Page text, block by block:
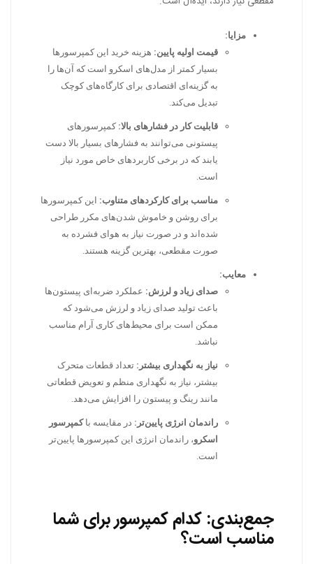
مزایا:
قیمت اولیه پایین: هزینه خرید این کمپرسورها
بسیار کمتر از مدل‌های اسکرو است که آن‌ها را
به گزینه‌ای اقتصادی برای کارگاه‌های کوچک
تبدیل می‌کند.
قابلیت کار در فشارهای بالا: کمپرسورهای
پیستونی می‌توانند به فشارهای بسیار بالا دست
یابند که در برخی کاربردهای خاص مورد نیاز
است.
مناسب برای کارکردهای متناوب: این کمپرسورها
برای روشن و خاموش شدن‌های مکرر طراحی
شده‌اند و در صورت نیاز به هوای فشرده به
صورت مقطعی، بهترین گزینه هستند.
معایب:
صدای زیاد و لرزش: عملکرد ضربه‌ای پیستون‌ها
باعث تولید صدای زیاد و لرزش می‌شود که
ممکن است برای محیط‌های کاری آرام مناسب
نباشد.
نیاز به نگهداری بیشتر: تعداد قطعات متحرک
بیشتر، نیاز به نگهداری منظم و تعویض قطعاتی
مانند رینگ و پیستون را افزایش می‌دهد.
راندمان انرژی پایین‌تر: در مقایسه باکمپرسور
اسکرو، راندمان انرژی این کمپرسورها پایین‌تر
است.
جمع‌بندی: کدام کمپرسور برای شما
مناسب است؟